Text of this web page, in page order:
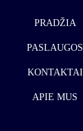
PRADŽIA
PASLAUGOS
KONTAKTAI
APIE MUS